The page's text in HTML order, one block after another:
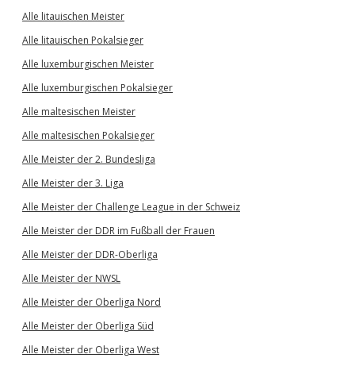
Alle litauischen Meister
Alle litauischen Pokalsieger
Alle luxemburgischen Meister
Alle luxemburgischen Pokalsieger
Alle maltesischen Meister
Alle maltesischen Pokalsieger
Alle Meister der 2. Bundesliga
Alle Meister der 3. Liga
Alle Meister der Challenge League in der Schweiz
Alle Meister der DDR im Fußball der Frauen
Alle Meister der DDR-Oberliga
Alle Meister der NWSL
Alle Meister der Oberliga Nord
Alle Meister der Oberliga Süd
Alle Meister der Oberliga West